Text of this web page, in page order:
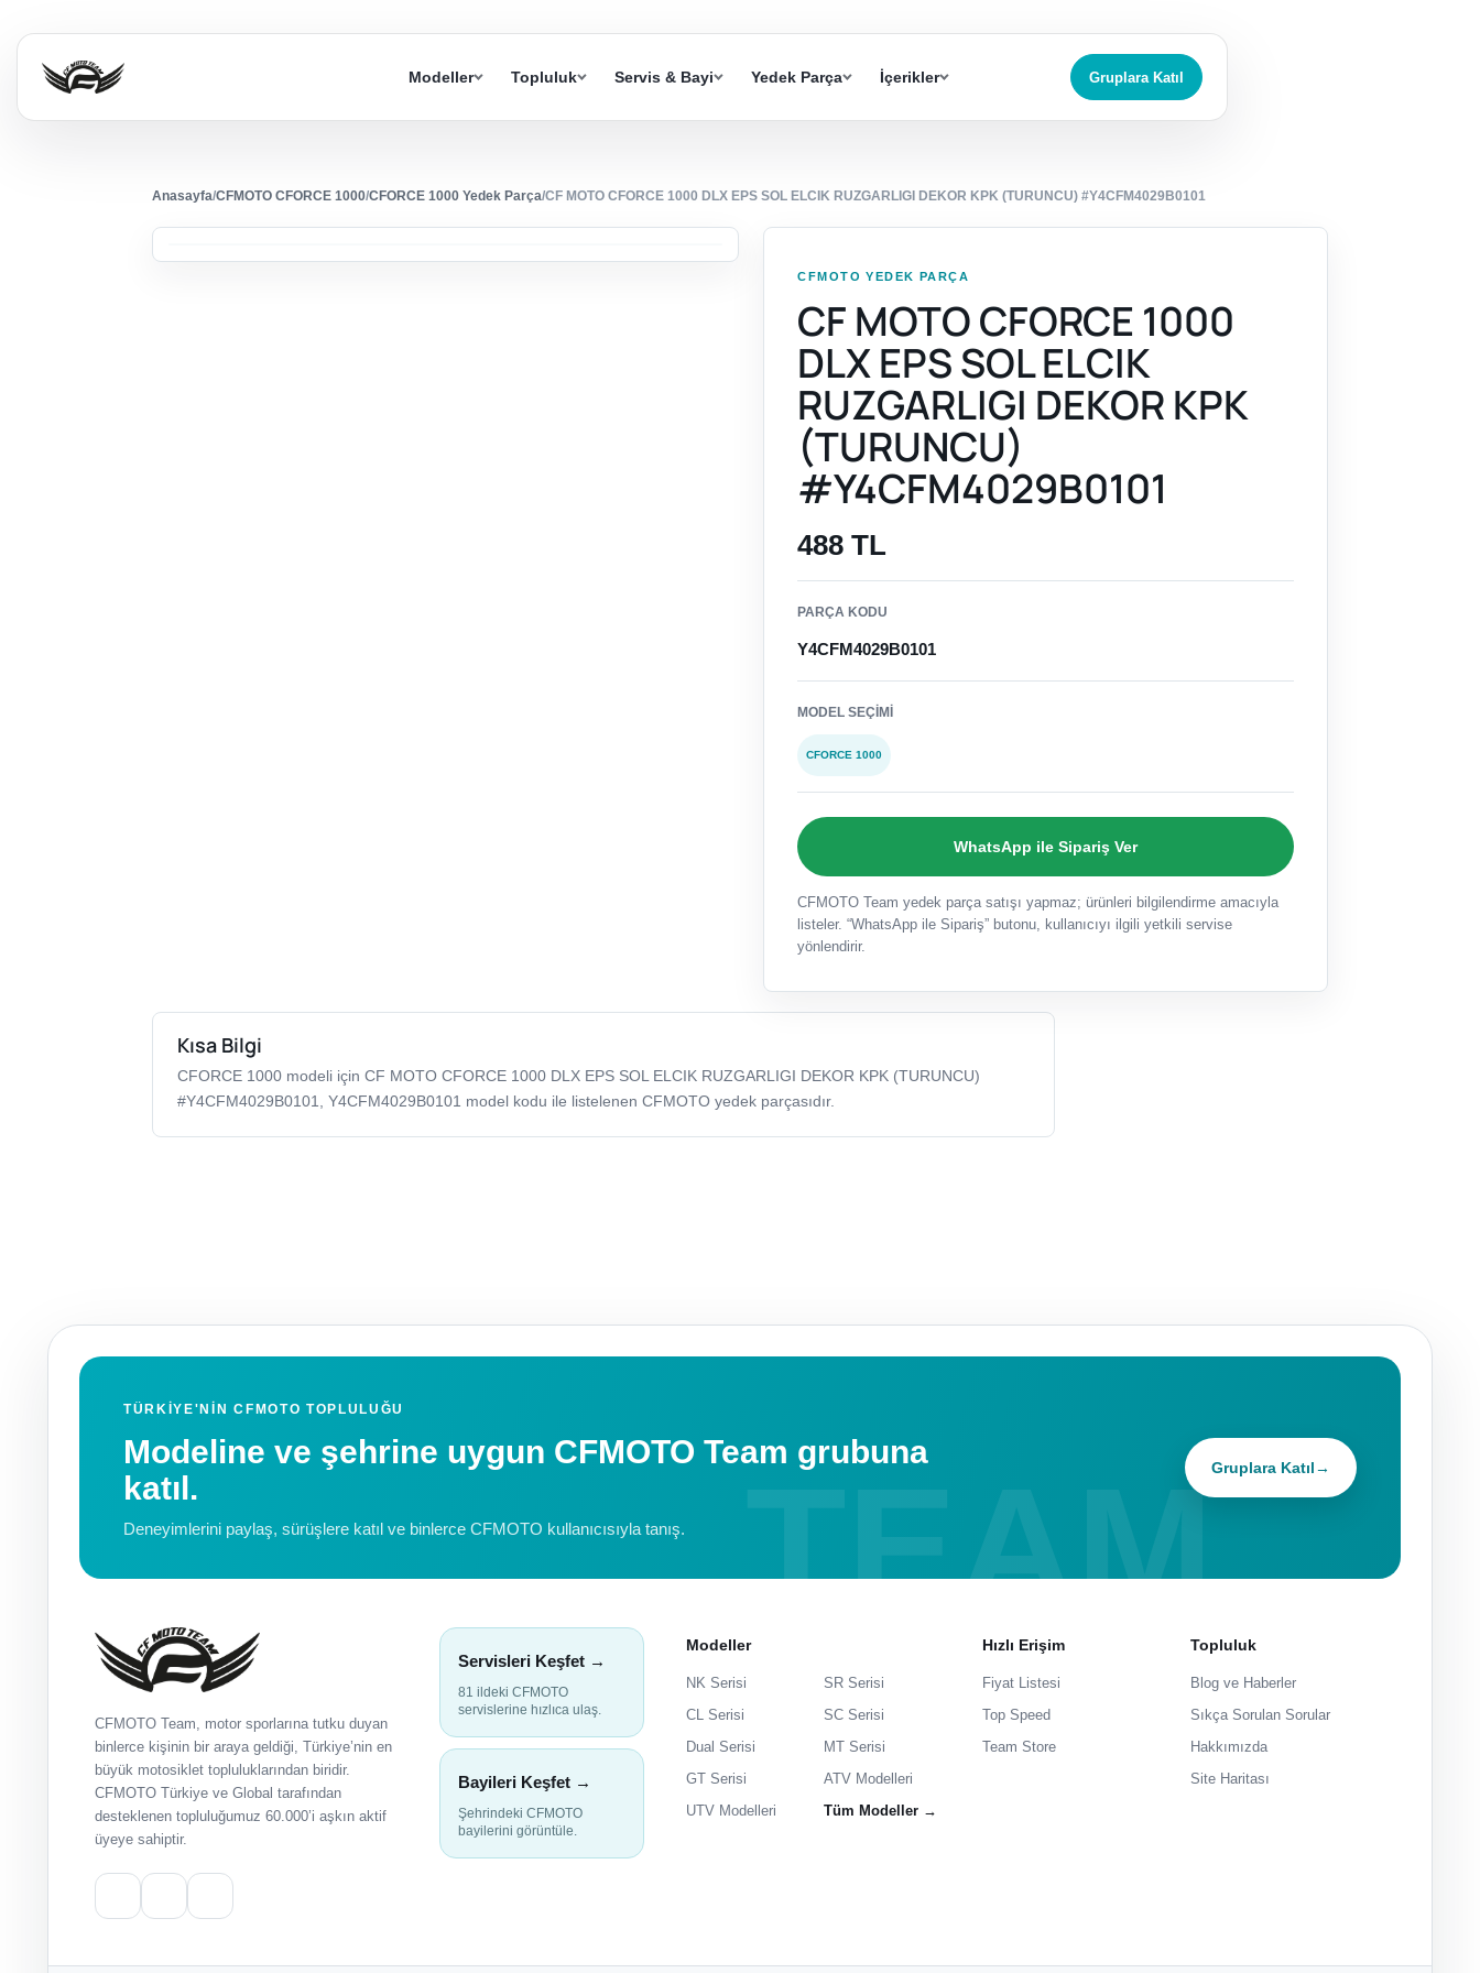
Modeller Topluluk Servis & Bayi Yedek Parça İçerikler Gruplara Katıl
Anasayfa/CFMOTO CFORCE 1000/CFORCE 1000 Yedek Parça/CF MOTO CFORCE 1000 DLX EPS SOL ELCIK RUZGARLIGI DEKOR KPK (TURUNCU) #Y4CFM4029B0101
CFMOTO YEDEK PARÇA
CF MOTO CFORCE 1000
DLX EPS SOL ELCIK
RUZGARLIGI DEKOR KPK
(TURUNCU)
#Y4CFM4029B0101
488 TL
PARÇA KODU
Y4CFM4029B0101
MODEL SEÇIMI
CFORCE 1000
WhatsApp ile Sipariş Ver
CFMOTO Team yedek parça satışı yapmaz; ürünleri bilgilendirme amacıyla
listeler. “WhatsApp ile Sipariş” butonu, kullanıcıyı ilgili yetkili servise
yönlendirir.
Kısa Bilgi
CFORCE 1000 modeli için CF MOTO CFORCE 1000 DLX EPS SOL ELCIK RUZGARLIGI DEKOR KPK (TURUNCU)
#Y4CFM4029B0101, Y4CFM4029B0101 model kodu ile listelenen CFMOTO yedek parçasıdır.
TÜRKIYE'NIN CFMOTO TOPLULUĞU
Modeline ve şehrine uygun CFMOTO Team grubuna
katıl.
Deneyimlerini paylaş, sürüşlere katıl ve binlerce CFMOTO kullanıcısıyla tanış.
Gruplara Katıl→
CFMOTO Team, motor sporlarına tutku duyan
binlerce kişinin bir araya geldiği, Türkiye’nin en
büyük motosiklet topluluklarından biridir.
CFMOTO Türkiye ve Global tarafından
desteklenen topluluğumuz 60.000’i aşkın aktif
üyeye sahiptir.
Servisleri Keşfet →
81 ildeki CFMOTO
servislerine hızlıca ulaş.
Bayileri Keşfet →
Şehrindeki CFMOTO
bayilerini görüntüle.
Modeller
NK Serisi
SR Serisi
CL Serisi
SC Serisi
Dual Serisi
MT Serisi
GT Serisi
ATV Modelleri
UTV Modelleri
Tüm Modeller →
Hızlı Erişim
Fiyat Listesi
Top Speed
Team Store
Topluluk
Blog ve Haberler
Sıkça Sorulan Sorular
Hakkımızda
Site Haritası